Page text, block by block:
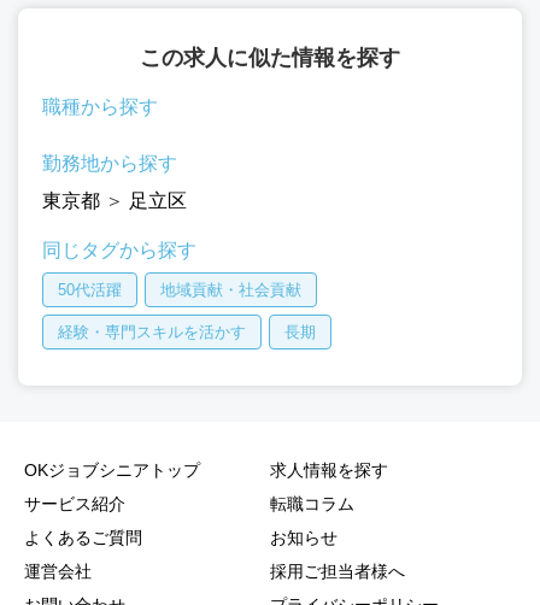
この求人に似た情報を探す
職種から探す
勤務地から探す
東京都 ＞ 足立区
同じタグから探す
50代活躍 地域貢献・社会貢献
経験・専門スキルを活かす 長期
OKジョブシニアトップ
サービス紹介
よくあるご質問
運営会社
求人情報を探す
転職コラム
お知らせ
採用ご担当者様へ